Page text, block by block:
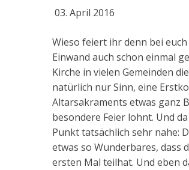
03. April 2016
Wieso feiert ihr denn bei
Einwand auch schon einmal
Kirche in vielen Gemeinden
natürlich nur Sinn, eine
Altarsakraments etwas ganz
besondere Feier lohnt. Und
Punkt tatsächlich sehr nahe:
etwas so Wunderbares, dass
ersten Mal teilhat. Und eben